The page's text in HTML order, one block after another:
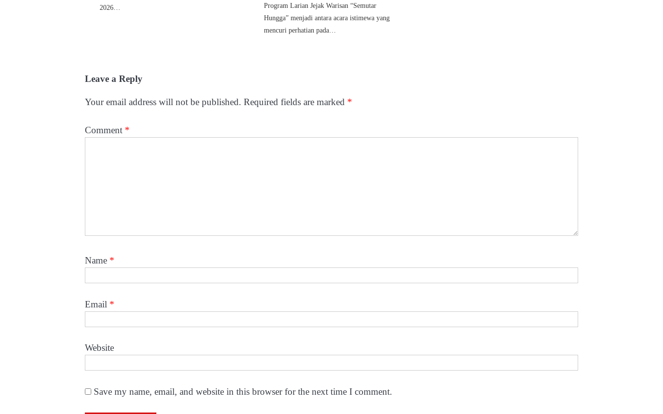
2026…
Program Larian Jejak Warisan “Semutar
Hungga” menjadi antara acara istimewa yang
mencuri perhatian pada…
Leave a Reply
Your email address will not be published. Required fields are marked *
Comment *
Name *
Email *
Website
Save my name, email, and website in this browser for the next time I comment.